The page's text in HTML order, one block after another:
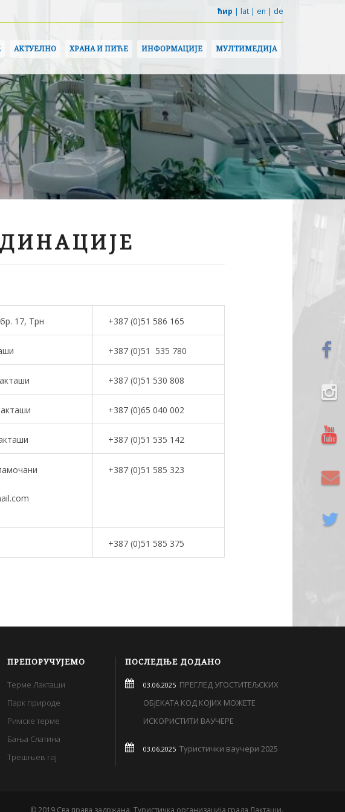
ћир | lat | en | de
АКТУЕЛНО ХРАНА И ПИЋЕ ИНФОРМАЦИЈЕ МУЛТИМЕДИЈА
17, Трн +387 (0)51 586 165
+387 (0)51 535 780
+387 (0)51 530 808
+387 (0)65 040 002
+387 (0)51 535 142
+387 (0)51 585 323
+387 (0)51 585 375
ПРЕПОРУЧУЈЕМО
Терме Лакташи
Парк природе
Римске терме
Бања Слатина
Трешњев гај
ПОСЛЕДЊЕ ДОДАНО
03.06.2025ПРЕГЛЕД УГОСТИТЕЉСКИХ
ОБЈЕКАТА КОД КОЈИХ МОЖЕТЕ
ИСКОРИСТИТИ ВАУЧЕРЕ
03.06.2025Туристички ваучери 2025
© 2019 Сва права задржана. Туристичка организација града Лакташи.